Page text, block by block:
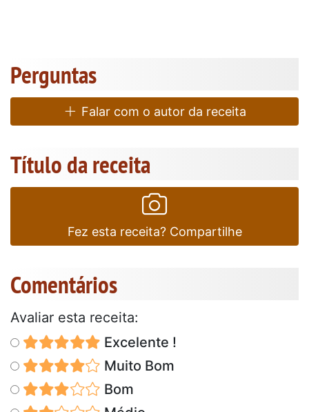
Perguntas
Falar com o autor da receita
Título da receita
Fez esta receita? Compartilhe
Comentários
Avaliar esta receita:
Excelente !
Muito Bom
Bom